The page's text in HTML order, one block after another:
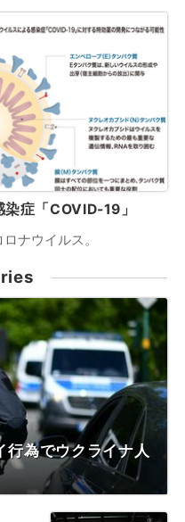
症「COVID-19」
ナウイルス。
行為でウクライナ人